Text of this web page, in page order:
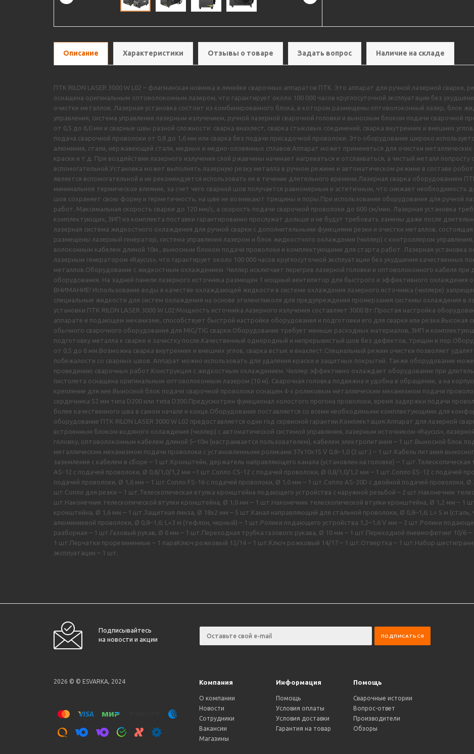
Описание Характеристики Отзывы о товаре Задать вопрос Наличие на складе
ПТК RILON LASER 3000 W L02 – флагманская новинка в линейке сварочных аппаратов ПТК. Это аппарат для ручной лазерной сварки,
оснащена оригинальным оптоволоконным лазером, что гарантирует около 100 000 часов круглосуточной эксплуатации без
очистки металлов. Лазерная установка состоит из комбинированного блока, в котором размещены оптоволоконный лазер, блок
управления, система управления лазерным излучением, ручной лазерной сварочной головки и выносным блоком подачи сварочной
от 0,5 до 6,0 мм и сварные швы разной сложности: сварка внахлест, сварка стыковых соединений, сварка внутренних и внешних
подача сварочной проволоки от 0,8 до 1,6 мм или сварка без подачи присадочной проволоки. Это оборудование широко
алюминия, стали, нержавеющей стали, медных и медно-оловянных сплавов.Аппарат может применяться для очистки металлических
краски и т.д. При воздействии лазерного излучения слой ржавчины начинает нагреваться и отслаиваться, а чистый металл
вспомогательной.Установка может выполнять лазерную резку металла в ручном режиме и автоматическом режиме в составе
является вспомогательной и не рекомендуется использовать ее в течение длительного времени.Лазерная сварка оборудованием
минимальное термическое влияние, за счет чего сварной шов получается равномерным и эстетичным, что снижает необходимость
шов сохраняет свою форму и герметичность, на шве не возникают трещины и поры.При использовании оборудования для ручной
работ. Максимальная скорость сварки до 120 мм/с, а скорость подачи сварочной проволоки до 600 см/мин. Лазерная установка
комплектующих, ЗИП из комплекта поставки гарантированно прослужат дольше и не будут требовать замены даже после
лазерная система жидкостного охлаждения для ручной сварки с дополнительными функциями резки и очистки металлов,
размещены лазерный генератор, система управления лазером и блок жидкостного охлаждения (чиллер) с контроллером
волоконным кабелем длиной 10м., выносным блоком подачи проволоки и комплектующими для старта работ. Лазерная установка
лазерным генератором «Raycus», что гарантирует около 100 000 часов круглосуточной эксплуатации без ухудшения качественных
металлов.Оборудование с жидкостным охлаждением. Чиллер исключает перегрев лазерной головки и оптоволоконного кабеля при
оборудования. На задней панели лазерного источника размещен 1 мощный вентилятор для быстрого и эффективного охлаждения
ВНИМАНИЕ! Использование воды в качестве охлаждающей жидкости в системе охлаждения лазерного источника (чиллере)
специальные жидкости для систем охлаждения на основе этиленгликоля для предупреждения промерзания системы охлаждения в
установки ПТК RILON LASER 3000 W L02:Мощность источника лазерного излучения составляет 3000 Вт.Простая настройка
аппарате и подающем механизме, способствует быстрой настройке оборудования и подготовки его для сварки или
обычного сварочного оборудования для MIG/TIG сварки.Оборудование требует меньше расходных материалов, ЗИП и
подготовку металла к сварке и зачистку после.Качественный однородный и непрерывистый шов без дефектов, трещин и
от 0,5 до 6 мм.Возможна сварка внутренних и внешних углов, сварка встык и внахлест.Специальный режим очистки позволяет
побежалости со сварных швов. Аппарат можно использовать для удаления краски и защитных покрытий. Также оборудование
проведению сварочных работ.Конструкция с жидкостным охлаждением. Чиллер эффективно охлаждает оборудование при
пистолета оснащена оригинальным оптоволоконным лазером (10 м). Сварочная головка подвижна и удобна в обращении, а на
крепление для нее.Выносной блок подачи сварочной проволоки оснащен 4-х роликовым металлическим механизмом подачи
сердечника 52 мм типа D200 или типа D300.Предусмотрен функционал холостого прогона проволоки, время задержки подачи
более качественного шва в самом начале и конце.Оборудование поставляется со всеми необходимыми комплектующими для
оборудование ПТК RILON LASER 3000 W L02 предоставляется один год сервисной гарантии.Комплектация:Аппарат для лазерной
встроенным блоком водяного охлаждения (чиллер) с автоматической системой управления, лазерным источником «Raycus»,
головку, оптоволоконным кабелем длиной 5–10м (настраивается пользователем), кабелем электропитания – 1 шт.Выносной блок
металлическим механизмом подачи проволоки с установленными роликами 37х10х15 V 0,8–1,0 (2 шт.) – 1 шт.Кабель питания
заземления с кабелем в сборе – 1 шт.Кронштейн, держатель направляющего канала (установлен на головке) – 1 шт.Телескопическая
AS-12 с подачей проволоки, Ø 0,8/1,0/1,2 мм –1 шт.Сопло CS-12 с подачей проволоки, Ø 0,8/1,0/1,2 мм – 1 шт.Сопло ES-12 с подачей
подачей проволоки, Ø 1,6 мм – 1 шт.Сопло FS-16 с подачей проволоки, Ø 1,0 мм – 1 шт.Сопло AS-20D с двойной подачей проволоки,
шт.Сопло для резки – 1 шт.Телескопическая втулка кронштейна подающего устройства с наружной резьбой – 2 шт.Наконечник
шт.Наконечник телескопической втулки кронштейна, Ø 1,0 мм – 1 шт.Наконечник телескопической втулки кронштейна, Ø 1,2 мм – 1
кронштейна, Ø 1,6 мм – 1 шт.Защитная линза, Ø 18х2 мм – 5 шт.Канал направляющий для стальной проволоки, Ø 0,8–1,6; L= 5 м
алюминиевой проволоки, Ø 0,8–1,6; L=3 м (тефлон, черный) – 1 шт.Ролики подающего устройства 1,2–1,6 V мм – 2 шт.Ролики
разборная – 1 шт.Газовый рукав, Ø 6 мм – 1 шт.Переходная трубка газового рукава, Ø 10 мм – 1 шт.Переходной пневмофитинг 10/6 –
1 шт.Перчатки прорезиненные – 1 параКлюч рожковый 12/14 – 1 шт.Ключ рожковый 14/17 – 1 шт.Отвертка – 1 шт.Набор
эксплуатации – 1 шт.
Подписывайтесь
на новости и акции
2026 © © ESVARKA, 2024 Компания Информация Помощь
О компании
Новости
Сотрудники
Вакансии
Магазины
Помощь
Условия оплаты
Условия доставки
Гарантия на товар
Сварочные истории
Вопрос-ответ
Производители
Обзоры